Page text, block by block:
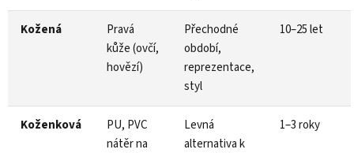
Kožená
Pravá
kůže (ovčí,
hovězí)
Přechodné
období,
reprezentace,
styl
10–25 let
Koženková
PU, PVC
nátěr na
Levná
alternativa k
1–3 roky